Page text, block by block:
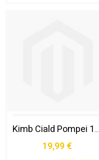
Kimb Ciald Pompei 150+10pz
19,99 €